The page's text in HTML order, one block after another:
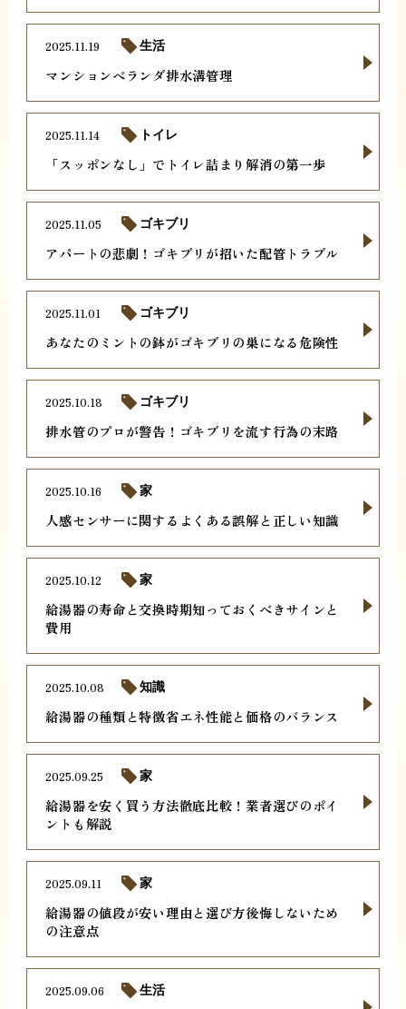
マンションベランダ排水溝管理
2025.11.19 生活
「スッポンなし」でトイレ詰まり解消の第一歩
2025.11.14 トイレ
アパートの悲劇！ゴキブリが招いた配管トラブル
2025.11.05 ゴキブリ
あなたのミントの鉢がゴキブリの巣になる危険性
2025.11.01 ゴキブリ
排水管のプロが警告！ゴキブリを流す行為の末路
2025.10.18 ゴキブリ
人感センサーに関するよくある誤解と正しい知識
2025.10.16 家
給湯器の寿命と交換時期知っておくべきサインと
費用
2025.10.12 家
給湯器の種類と特徴省エネ性能と価格のバランス
2025.10.08 知識
給湯器を安く買う方法徹底比較！業者選びのポイ
ントも解説
2025.09.25 家
給湯器の値段が安い理由と選び方後悔しないため
の注意点
2025.09.11 家
2025.09.06 生活